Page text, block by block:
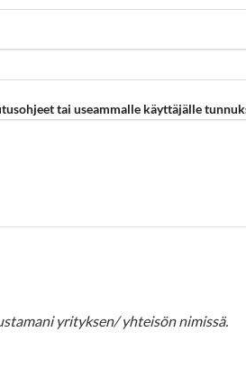
tai useammalle käyttäjälle
yrityksen/ yhteisön nimissä.